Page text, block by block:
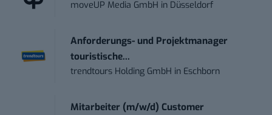
moveUP Media GmbH in Düsseldorf
Anforderungs- und Projektmanager
touristische...
trendtours Holding GmbH in Eschborn
Mitarbeiter (m/w/d) Customer